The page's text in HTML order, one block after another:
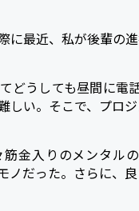
に最近、私が後輩の
どうしても昼間に電
しい。そこで、プロ
金入りのメンタル
ノだった。さらに、